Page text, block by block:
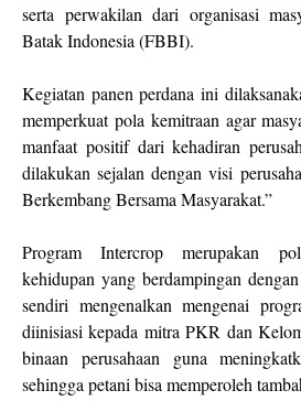
serta perwakilan dari organisasi
Batak Indonesia (FBBI).
Kegiatan panen perdana ini
memperkuat pola kemitraan agar
manfaat positif dari kehadiran
dilakukan sejalan dengan visi
Berkembang Bersama Masyarakat.”
Program Intercrop merupakan
kehidupan yang berdampingan
sendiri mengenalkan mengenai
diinisiasi kepada mitra PKR dan
binaan perusahaan guna
sehingga petani bisa memperoleh